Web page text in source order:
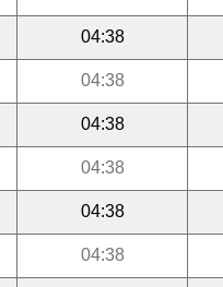
04:38
04:38
04:38
04:38
04:38
04:38